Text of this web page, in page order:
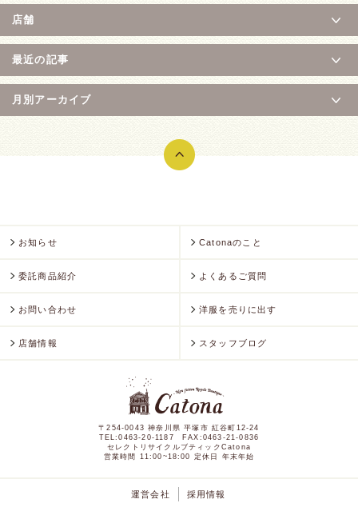
店舗
最近の記事
月別アーカイブ
お知らせ Catonaのこと
委託商品紹介 よくあるご質問
お問い合わせ 洋服を売りに出す
店舗情報 スタッフブログ
〒254-0043 神奈川県 平塚市 紅谷町12-24
TEL:0463-20-1187 FAX:0463-21-0836
セレクトリサイクルブティックCatona
営業時間 11:00~18:00 定休日 年末年始
運営会社 採用情報